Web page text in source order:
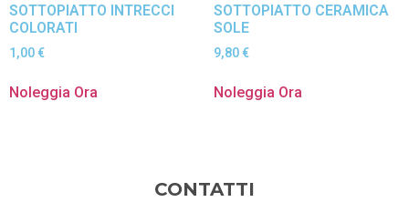
SOTTOPIATTO INTRECCI
COLORATI
1,00 €
Noleggia Ora
SOTTOPIATTO CERAMICA
SOLE
9,80 €
Noleggia Ora
CONTATTI